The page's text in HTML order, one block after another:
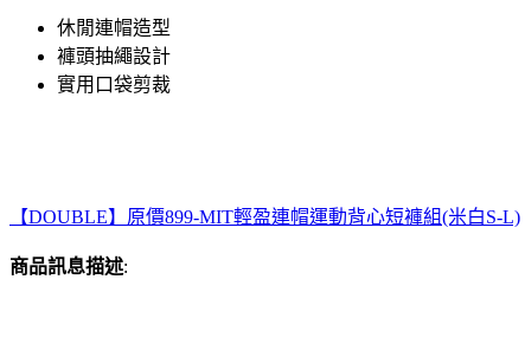
休閒連帽造型
褲頭抽繩設計
實用口袋剪裁
【DOUBLE】原價899-MIT輕盈連帽運動背心短褲組(米白S-L)
商品訊息描述: